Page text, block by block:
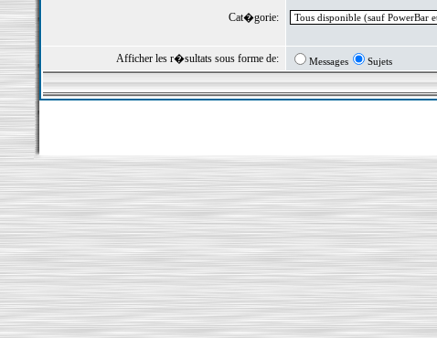
Cat�gorie:
Afficher les r�sultats sous forme de: Messages Sujets